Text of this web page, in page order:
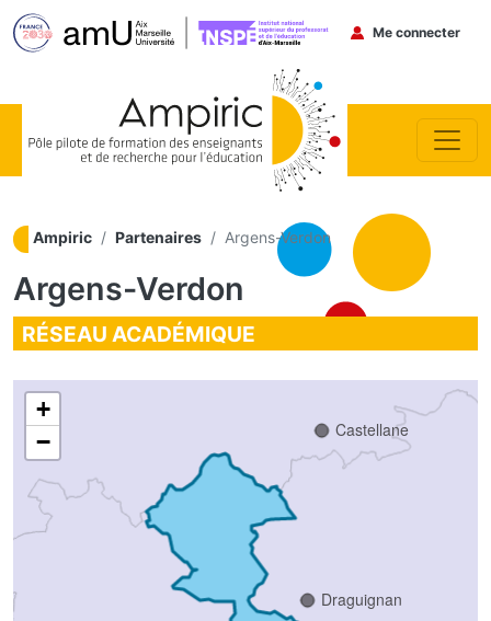
Menu du
Me connecter
Ampiric Partenaires Argens-Verdon
Argens-Verdon
RÉSEAU ACADÉMIQUE
Digne-
les-
Bains
Gap
Castellane
Draguignan
+
−